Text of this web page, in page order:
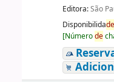
Editora:São
Disponibilidade
[Númerode